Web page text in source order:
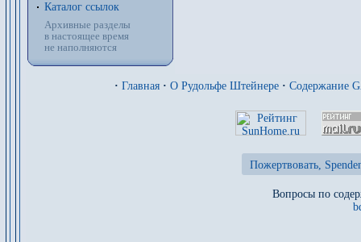
Каталог ссылок
Архивные разделы
в настоящее время
не наполняются
· Главная · О Рудольфе Штейнере · Содержание
Пожертвовать,
Вопросы по